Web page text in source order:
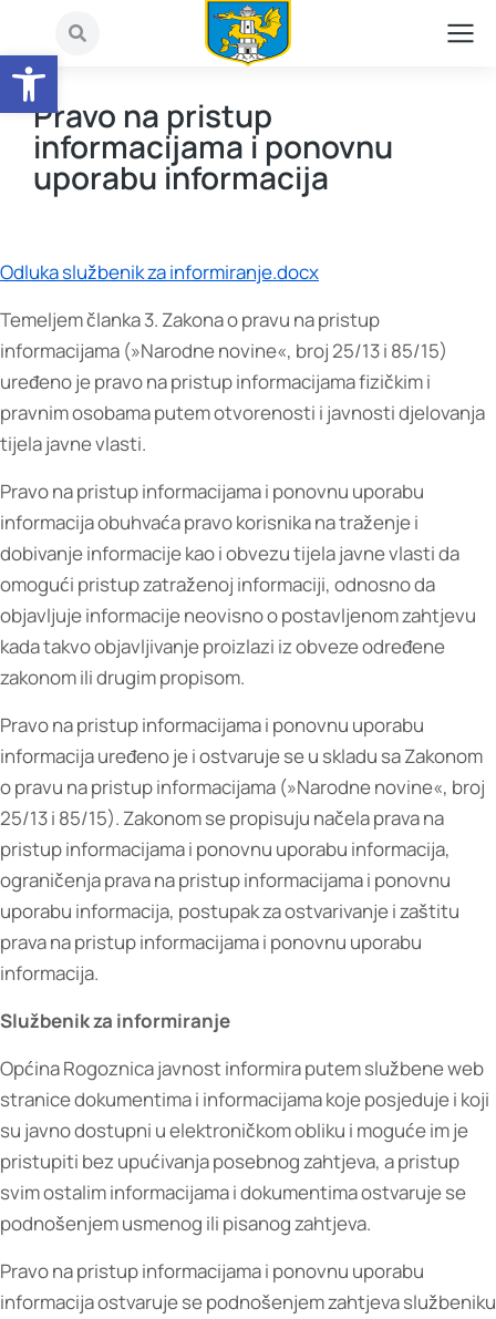
Pravo na pristup
informacijama i ponovnu
uporabu informacija
Odluka službenik za informiranje.docx
Temeljem članka 3. Zakona o pravu na pristup
informacijama (»Narodne novine«, broj 25/13 i 85/15)
uređeno je pravo na pristup informacijama fizičkim i
pravnim osobama putem otvorenosti i javnosti djelovanja
tijela javne vlasti.
Pravo na pristup informacijama i ponovnu uporabu
informacija obuhvaća pravo korisnika na traženje i
dobivanje informacije kao i obvezu tijela javne vlasti da
omogući pristup zatraženoj informaciji, odnosno da
objavljuje informacije neovisno o postavljenom zahtjevu
kada takvo objavljivanje proizlazi iz obveze određene
zakonom ili drugim propisom.
Pravo na pristup informacijama i ponovnu uporabu
informacija uređeno je i ostvaruje se u skladu sa Zakonom
o pravu na pristup informacijama (»Narodne novine«, broj
25/13 i 85/15). Zakonom se propisuju načela prava na
pristup informacijama i ponovnu uporabu informacija,
ograničenja prava na pristup informacijama i ponovnu
uporabu informacija, postupak za ostvarivanje i zaštitu
prava na pristup informacijama i ponovnu uporabu
informacija.
Službenik za informiranje
Općina Rogoznica javnost informira putem službene web
stranice dokumentima i informacijama koje posjeduje i koji
su javno dostupni u elektroničkom obliku i moguće im je
pristupiti bez upućivanja posebnog zahtjeva, a pristup
svim ostalim informacijama i dokumentima ostvaruje se
podnošenjem usmenog ili pisanog zahtjeva.
Pravo na pristup informacijama i ponovnu uporabu
informacija ostvaruje se podnošenjem zahtjeva službeniku
Open toolbar